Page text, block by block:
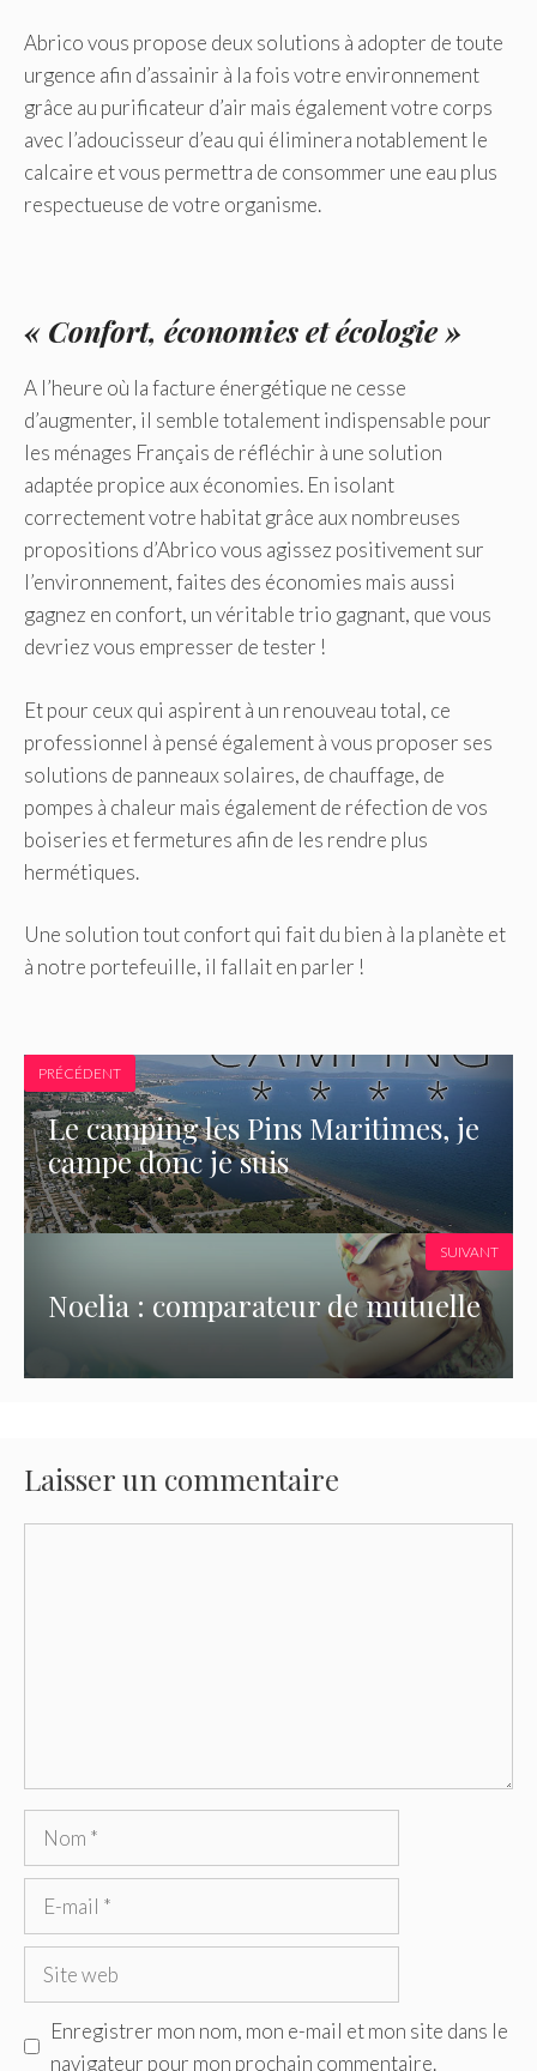
Abrico vous propose deux solutions à adopter de toute
urgence afin d’assainir à la fois votre environnement
grâce au purificateur d’air mais également votre corps
avec l’adoucisseur d’eau qui éliminera notablement le
calcaire et vous permettra de consommer une eau plus
respectueuse de votre organisme.
« Confort, économies et écologie »
A l’heure où la facture énergétique ne cesse
d’augmenter, il semble totalement indispensable pour
les ménages Français de réfléchir à une solution
adaptée propice aux économies. En isolant
correctement votre habitat grâce aux nombreuses
propositions d’Abrico vous agissez positivement sur
l’environnement, faites des économies mais aussi
gagnez en confort, un véritable trio gagnant, que vous
devriez vous empresser de tester !
Et pour ceux qui aspirent à un renouveau total, ce
professionnel à pensé également à vous proposer ses
solutions de panneaux solaires, de chauffage, de
pompes à chaleur mais également de réfection de vos
boiseries et fermetures afin de les rendre plus
hermétiques.
Une solution tout confort qui fait du bien à la planète et
à notre portefeuille, il fallait en parler !
PRÉCÉDENT
Le camping les Pins Maritimes, je
campe donc je suis
Noelia : comparateur de mutuelle
SUIVANT
Laisser un commentaire
Nom
Site
Enregistrer mon nom, mon e-mail et mon site dans le
navigateur pour mon prochain commentaire.